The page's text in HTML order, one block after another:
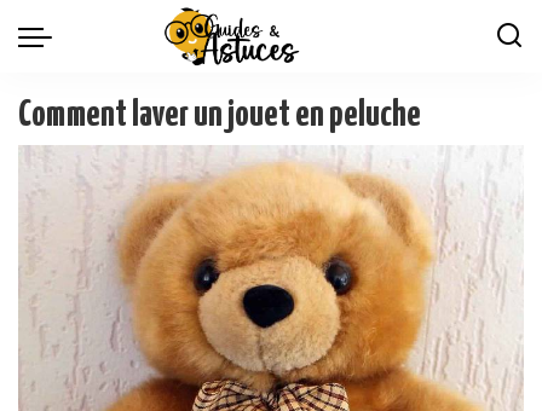
Comment laver un jouet en peluche